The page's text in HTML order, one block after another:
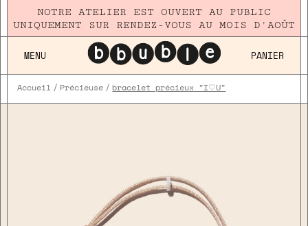
NOTRE ATELIER EST OUVERT AU PUBLIC
UNIQUEMENT SUR RENDEZ-VOUS AU MOIS D'AOÛT
MENU PANIER
Accueil Précieuse bracelet précieux "I♡U"